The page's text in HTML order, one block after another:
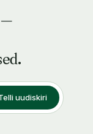
—
uudiskiri